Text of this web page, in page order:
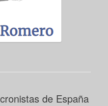
de España